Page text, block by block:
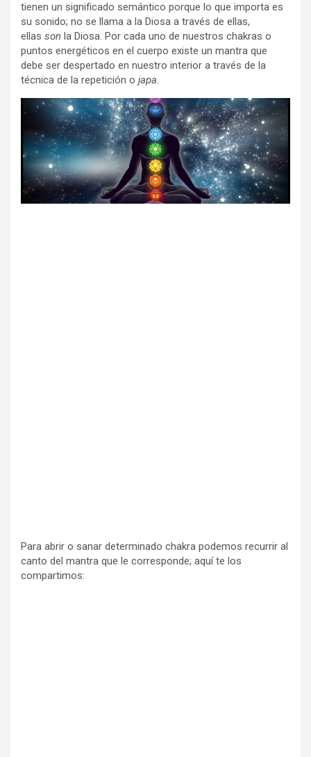
tienen un significado semántico porque lo que importa es
su sonido; no se llama a la Diosa a través de ellas,
ellas son la Diosa. Por cada uno de nuestros chakras o
puntos energéticos en el cuerpo existe un mantra que
debe ser despertado en nuestro interior a través de la
técnica de la repetición o japa.
Para abrir o sanar determinado chakra podemos recurrir al
canto del mantra que le corresponde; aquí te los
compartimos: